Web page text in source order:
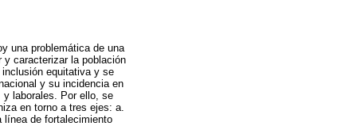
una problemática de una
y caracterizar la población
equitativa y se
y su incidencia en
y laborales. Por ello, se
en torno a tres ejes: a.
línea de fortalecimiento